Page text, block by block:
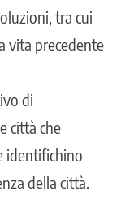
tra cui
vita precedente
di
città che
identifichino
della città.